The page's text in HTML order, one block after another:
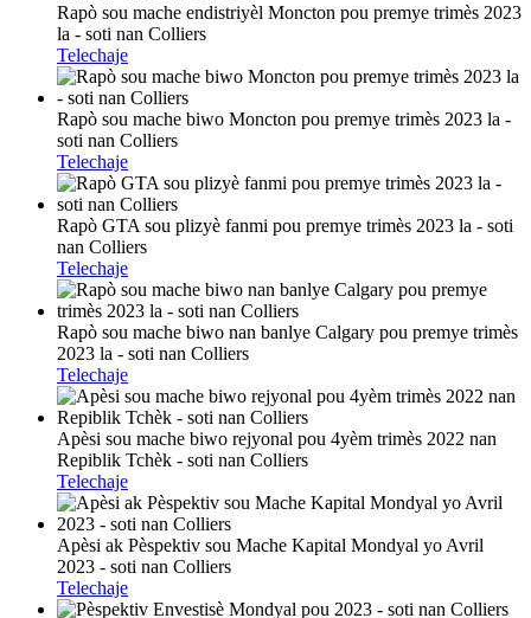
Rapò sou mache endistriyèl Moncton pou premye trimès 2023
la - soti nan Colliers
Telechaje
Rapò sou mache biwo Moncton pou premye trimès 2023 la -
soti nan Colliers
Telechaje
Rapò GTA sou plizyè fanmi pou premye trimès 2023 la - soti
nan Colliers
Telechaje
Rapò sou mache biwo nan banlye Calgary pou premye trimès
2023 la - soti nan Colliers
Telechaje
Apèsi sou mache biwo rejyonal pou 4yèm trimès 2022 nan
Repiblik Tchèk - soti nan Colliers
Telechaje
Apèsi ak Pèspektiv sou Mache Kapital Mondyal yo Avril
2023 - soti nan Colliers
Telechaje